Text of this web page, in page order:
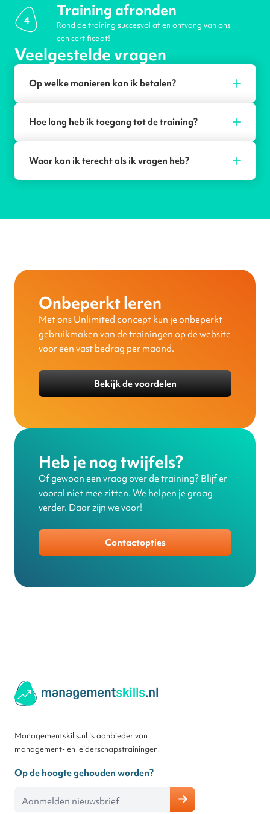
4
Training afronden
Rond de training succesvol af en ontvang van ons
een certificaat!
Veelgestelde vragen
Op welke manieren kan ik betalen?
Hoe lang heb ik toegang tot de training?
Waar kan ik terecht als ik vragen heb?
Onbeperkt leren
Met ons Unlimited concept kun je onbeperkt
gebruikmaken van de trainingen op de website
voor een vast bedrag per maand.
Bekijk de voordelen
Heb je nog twijfels?
Of gewoon een vraag over de training? Blijf er
vooral niet mee zitten. We helpen je graag
verder. Daar zijn we voor!
Contactopties
Managementskills.nl is aanbieder van
management- en leiderschapstrainingen.
Op de hoogte gehouden worden?